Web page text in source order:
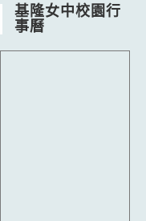
基隆女中校園行
事曆